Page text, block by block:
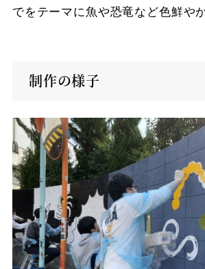
でをテーマに魚や恐竜など色鮮や
制作の様子